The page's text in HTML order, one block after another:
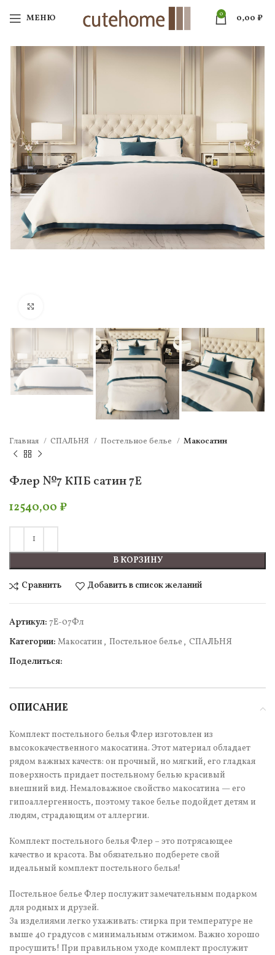
МЕНЮ 0 0,00 ₽
Главная СПАЛЬНЯ Постельное белье Макосатин
Флер №7 КПБ сатин 7Е
12540,00 ₽
В КОРЗИНУ
Сравнить Добавить в список желаний
Артикул: 7Е-07Фл
Категории: Макосатин , Постельное белье , СПАЛЬНЯ
Поделиться:
ОПИСАНИЕ
Комплект постельного белья Флер изготовлен из
высококачественного макосатина. Этот материал обладает
рядом важных качеств: он прочный, но мягкий, его гладкая
поверхность придает постельному белью красивый
внешний вид. Немаловажное свойство макосатина — его
гипоаллергенность, поэтому такое белье подойдет детям и
людям, страдающим от аллергии.
Комплект постельного белья Флер – это потрясающее
качество и красота. Вы обязательно подберете свой
идеальный комплект постельного белья!
Постельное белье Флер послужит замечательным подарком
для родных и друзей.
За изделиями легко ухаживать: стирка при температуре не
выше 40 градусов с минимальным отжимом. Важно хорошо
просушить! При правильном уходе комплект прослужит